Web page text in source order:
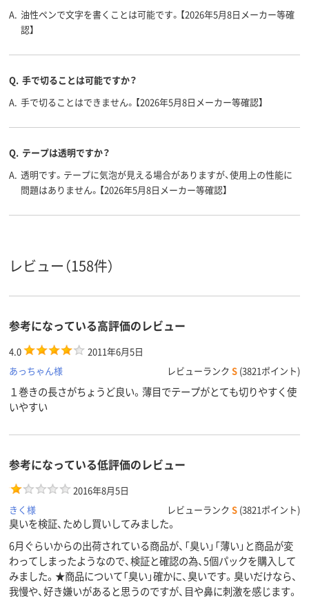
A. 油性ペンで文字を書くことは可能です。【2026年5月8日メーカー等確
認】
Q. 手で切ることは可能ですか？
A. 手で切ることはできません。【2026年5月8日メーカー等確認】
Q. テープは透明ですか？
A. 透明です。テープに気泡が見える場合がありますが、使用上の性能に
問題はありません。【2026年5月8日メーカー等確認】
レビュー（158件）
参考になっている高評価のレビュー
4.0
2011年6月5日
あっちゃん様
レビューランク S (3821ポイント)
１巻きの長さがちょうど良い。薄目でテープがとても切りやすく使
いやすい
参考になっている低評価のレビュー
2016年8月5日
きく様
レビューランク S (3821ポイント)
臭いを検証、ためし買いしてみました。
6月ぐらいからの出荷されている商品が、「臭い」「薄い」と商品が変
わってしまったようなので、検証と確認の為、5個パックを購入して
みました。★商品について「臭い」確かに、臭いです。臭いだけなら、
我慢や、好き嫌いがあると思うのですが、目や鼻に刺激を感じます。